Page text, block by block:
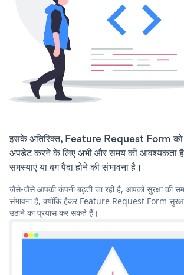
इसके अतिरिक्त, Feature Request Form
अपडेट करने के लिए अभी और समय की आवश्यकता
समस्याएं या बग पैदा होने की संभावना है।
जैसे-जैसे आपकी कंपनी बढ़ती जा रही है, आपको सुरक्षा की
संभावना है, क्योंकि हैकर Feature Request Form सुरक्षा
उठाने का प्रयास कर सकते हैं।